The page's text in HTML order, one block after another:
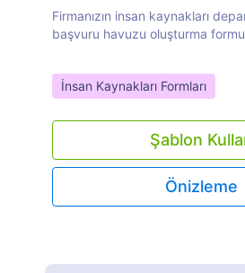
Firmanızın insan kaynakları
başvuru havuzu oluşturma
Go to Category:
İnsan Kaynakları Formları
Şablon
Önizleme